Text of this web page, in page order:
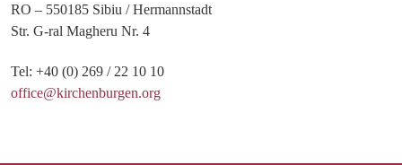
RO – 550185 Sibiu / Hermannstadt
Str. G-ral Magheru Nr. 4
Tel: +40 (0) 269 / 22 10 10
office@kirchenburgen.org